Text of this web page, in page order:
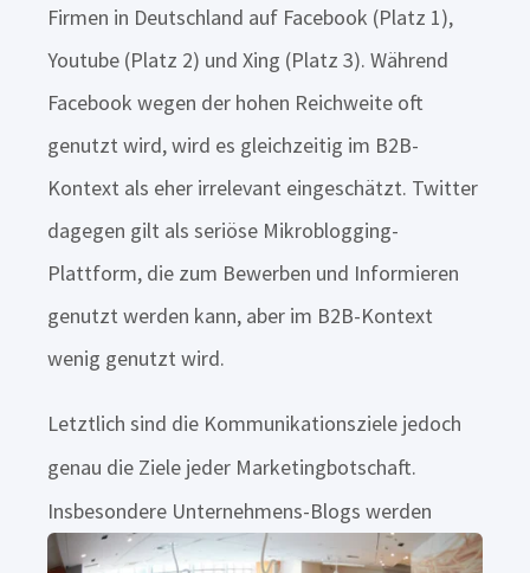
Firmen in Deutschland auf Facebook (Platz 1),
Youtube (Platz 2) und Xing (Platz 3). Während
Facebook wegen der hohen Reichweite oft
genutzt wird, wird es gleichzeitig im B2B-
Kontext als eher irrelevant eingeschätzt. Twitter
dagegen gilt als seriöse Mikroblogging-
Plattform, die zum Bewerben und Informieren
genutzt werden kann, aber im B2B-Kontext
wenig genutzt wird.
Letztlich sind die Kommunikationsziele jedoch
genau die Ziele jeder Marketingbotschaft.
Insbesondere Unternehmens-Blogs werden